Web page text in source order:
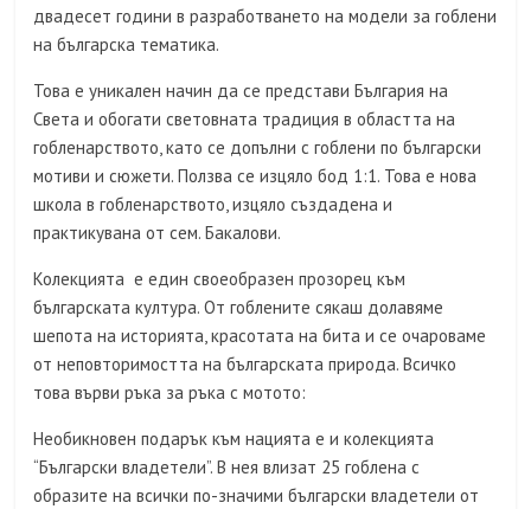
двадесет години в разработването на модели за гоблени
на българска тематика.
Това е уникален начин да се представи България на
Света и обогати световната традиция в областта на
гобленарството, като се допълни с гоблени по български
мотиви и сюжети. Ползва се изцяло бод 1:1. Това е нова
школа в гобленарството, изцяло създадена и
практикувана от сем. Бакалови.
Колекцията е един своеобразен прозорец към
българската култура. От гоблените сякаш долавяме
шепота на историята, красотата на бита и се очароваме
от неповторимостта на българската природа. Всичко
това върви ръка за ръка с мотото:
Необикновен подарък към нацията е и колекцията
“Български владетели”. В нея влизат 25 гоблена с
образите на всички по-значими български владетели от